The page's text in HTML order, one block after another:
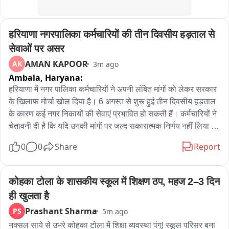
Security officials say the method closely resembles attacks
typically associated with The Resistance Front (TRF), a
Lashkar-linked outfit that relies on locally recruited
operatives and overground workers to execute swift
targeted shootings before blending back into civilian
populations
हरियाणा नगरपालिका कर्मचारियों की तीन दिवसीय हड़ताल से
सेवाओं पर असर
AK AMAN KAPOOR 3m ago
Ambala, Haryana:
हरियाणा में नगर पालिका कर्मचारियों ने अपनी लंबित मांगों को लेकर सरकार
के खिलाफ मोर्चा खोल दिया है। 6 अगस्त से शुरू हुई तीन दिवसीय हड़ताल
के कारण कई नगर निकायों की सेवाएं प्रभावित हो सकती हैं। कर्मचारियों ने
चेतावनी दी है कि यदि उनकी मांगों पर जल्द सकारात्मक निर्णय नहीं लिया
8 अगस्त तक तीन दिवसीय हड़ताल शुरू कर दी है। इस हड़ताल के चलते
कई नगर पालिकाओं और नगर परिषदों में सफाई समेत अन्य नागरिक सेवाएं
प्रभावित होने की आशंका जताई जा रही है। कर्मचारियों की मुख्य मांग है कि
कच्चे कर्मचारियों को नियमित किया जाए और सरकार के साथ हुई 22 मांगों में
से 17 मांगों पर बनी सहमति को जल्द लागू किया जाए।
0 0 Share Report
कोहका टोला के शासकीय स्कूल में शिक्षण ठप, महज 2–3 दिन
ही खुलता है
PS Prashant Sharma 5m ago
नक्सल साये से उभरे कोहका टोला में शिक्षा व्यवस्था पंगु! स्कूल परिसर बना